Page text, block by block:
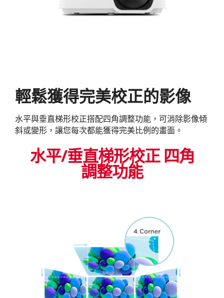
輕鬆獲得完美校正的影像
水平與垂直梯形校正搭配四角調整功能，可消除影像傾
斜或變形，讓您每次都能獲得完美比例的畫面。
水平/垂直梯形校正 四角
調整功能